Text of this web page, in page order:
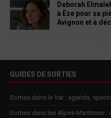
Deborah
à Èze pour sa
Avignon et à
GUIDES DE SORTIES
Sorties dans le Var : agenda,
Sorties dans les Alpes-Maritimes :